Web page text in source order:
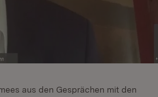
aus den Gesprächen mit den